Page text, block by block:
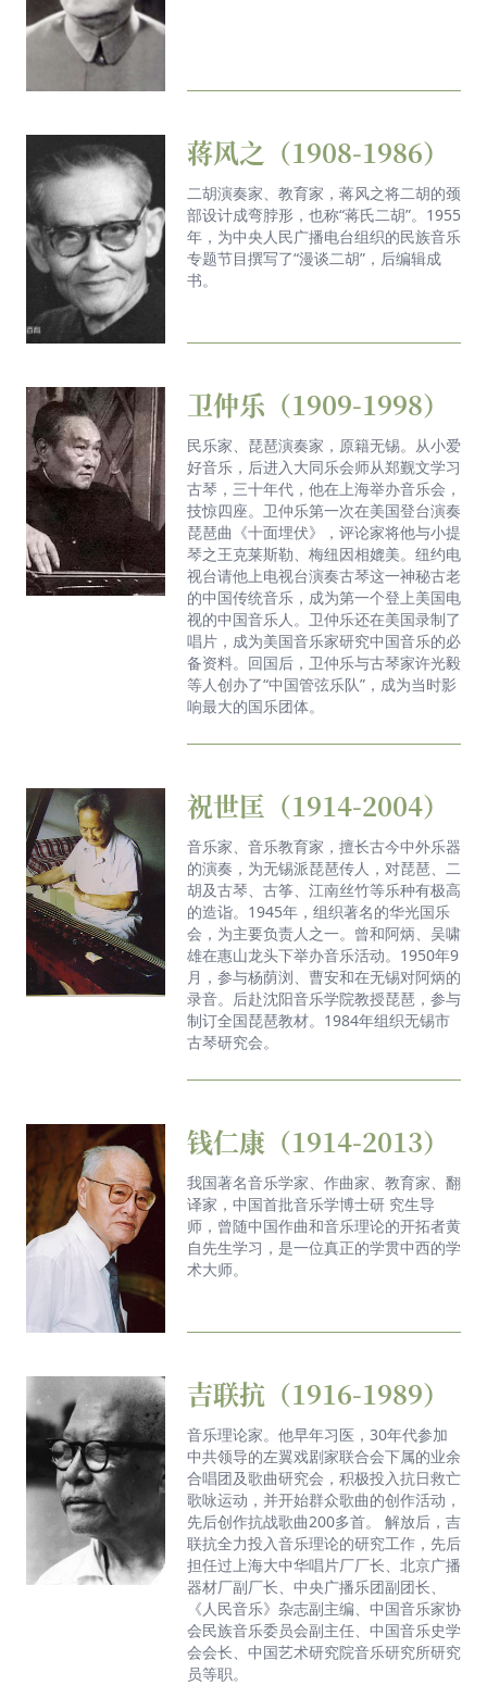
蒋风之（1908-1986）
二胡演奏家、教育家，蒋风之将二胡的颈
部设计成弯脖形，也称“蒋氏二胡”。1955
年，为中央人民广播电台组织的民族音乐
专题节目撰写了“漫谈二胡”，后编辑成
书。
卫仲乐（1909-1998）
民乐家、琵琶演奏家，原籍无锡。从小爱
好音乐，后进入大同乐会师从郑觐文学习
古琴，三十年代，他在上海举办音乐会，
技惊四座。卫仲乐第一次在美国登台演奏
琵琶曲《十面埋伏》，评论家将他与小提
琴之王克莱斯勒、梅纽因相媲美。纽约电
视台请他上电视台演奏古琴这一神秘古老
的中国传统音乐，成为第一个登上美国电
视的中国音乐人。卫仲乐还在美国录制了
唱片，成为美国音乐家研究中国音乐的必
备资料。回国后，卫仲乐与古琴家许光毅
等人创办了“中国管弦乐队”，成为当时影
响最大的国乐团体。
祝世匡（1914-2004）
音乐家、音乐教育家，擅长古今中外乐器
的演奏，为无锡派琵琶传人，对琵琶、二
胡及古琴、古筝、江南丝竹等乐种有极高
的造诣。1945年，组织著名的华光国乐
会，为主要负责人之一。曾和阿炳、吴啸
雄在惠山龙头下举办音乐活动。1950年9
月，参与杨荫浏、曹安和在无锡对阿炳的
录音。后赴沈阳音乐学院教授琵琶，参与
制订全国琵琶教材。1984年组织无锡市
古琴研究会。
钱仁康（1914-2013）
我国著名音乐学家、作曲家、教育家、翻
译家，中国首批音乐学博士研 究生导
师，曾随中国作曲和音乐理论的开拓者黄
自先生学习，是一位真正的学贯中西的学
术大师。
吉联抗（1916-1989）
音乐理论家。他早年习医，30年代参加
中共领导的左翼戏剧家联合会下属的业余
合唱团及歌曲研究会，积极投入抗日救亡
歌咏运动，并开始群众歌曲的创作活动，
先后创作抗战歌曲200多首。 解放后，吉
联抗全力投入音乐理论的研究工作，先后
担任过上海大中华唱片厂厂长、北京广播
器材厂副厂长、中央广播乐团副团长、
《人民音乐》杂志副主编、中国音乐家协
会民族音乐委员会副主任、中国音乐史学
会会长、中国艺术研究院音乐研究所研究
员等职。